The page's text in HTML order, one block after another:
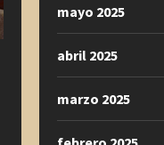
mayo 2025
abril 2025
marzo 2025